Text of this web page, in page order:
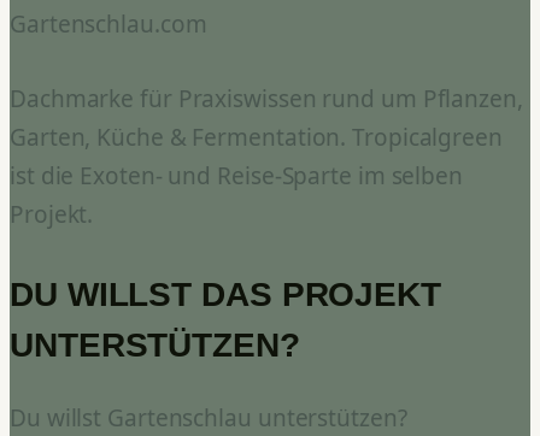
Gartenschlau.com
Dachmarke für Praxiswissen rund um Pflanzen,
Garten, Küche & Fermentation. Tropicalgreen
ist die Exoten- und Reise-Sparte im selben
Projekt.
DU WILLST DAS PROJEKT
UNTERSTÜTZEN?
Du willst Gartenschlau unterstützen?